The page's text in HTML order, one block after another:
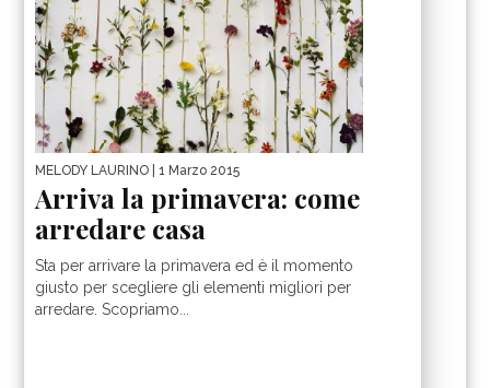
MELODY LAURINO | 1 Marzo 2015
Arriva la primavera: come
arredare casa
Sta per arrivare la primavera ed è il momento
giusto per scegliere gli elementi migliori per
arredare. Scopriamo...